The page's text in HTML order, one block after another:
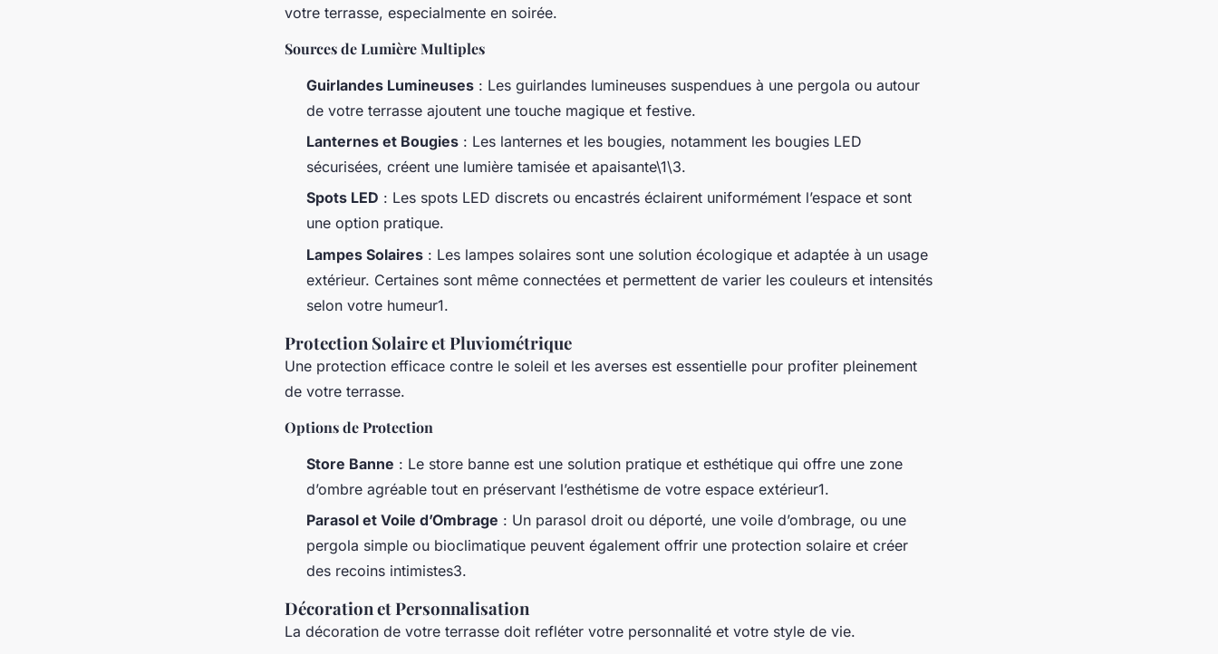
votre terrasse, especialmente en soirée.
Sources de Lumière Multiples
Guirlandes Lumineuses : Les guirlandes lumineuses suspendues à une pergola ou autour
de votre terrasse ajoutent une touche magique et festive.
Lanternes et Bougies : Les lanternes et les bougies, notamment les bougies LED
sécurisées, créent une lumière tamisée et apaisante\1\3.
Spots LED : Les spots LED discrets ou encastrés éclairent uniformément l’espace et sont
une option pratique.
Lampes Solaires : Les lampes solaires sont une solution écologique et adaptée à un usage
extérieur. Certaines sont même connectées et permettent de varier les couleurs et intensités
selon votre humeur1.
Protection Solaire et Pluviométrique
Une protection efficace contre le soleil et les averses est essentielle pour profiter pleinement
de votre terrasse.
Options de Protection
Store Banne : Le store banne est une solution pratique et esthétique qui offre une zone
d’ombre agréable tout en préservant l’esthétisme de votre espace extérieur1.
Parasol et Voile d’Ombrage : Un parasol droit ou déporté, une voile d’ombrage, ou une
pergola simple ou bioclimatique peuvent également offrir une protection solaire et créer
des recoins intimistes3.
Décoration et Personnalisation
La décoration de votre terrasse doit refléter votre personnalité et votre style de vie.